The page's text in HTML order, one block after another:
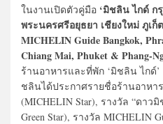
ในงานเปิดตัวคู่มือ ‘มิชลิน ไกด์ ก
พระนครศรีอยุธยา เชียงใหม่ ภูเก็
MICHELIN Guide Bangkok,
Chiang Mai, Phuket & Phang-
ร้านอาหารและที่พัก ‘มิชลิน ไกด์
ชลินได้ประกาศรายชื่อร้านอาหา
(MICHELIN Star), รางวัล “ดาว
Green Star), รางวัล MICHELIN